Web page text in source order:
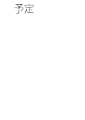
予定